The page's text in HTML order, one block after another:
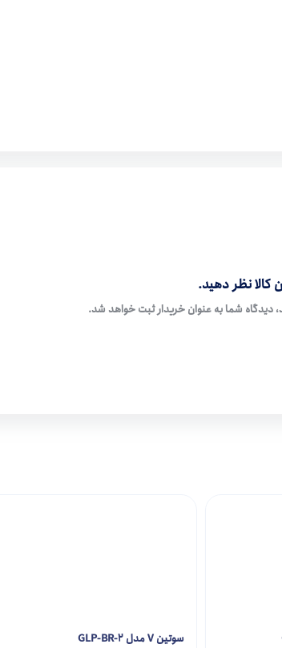
کالا نظر دهید.
دیدگاه شما به عنوان خریدار ثبت خواهد شد.
سوتین V مدل GLP-BR-2